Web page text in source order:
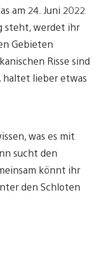
am 24. Juni 2022
steht, werdet ihr
Gebieten
Risse sind
haltet lieber etwas
was es mit
sucht den
könnt ihr
den Schloten